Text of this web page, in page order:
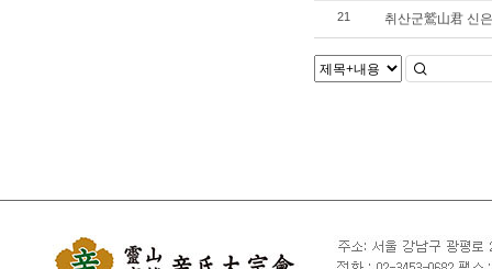
21 취산군鷲山君 신